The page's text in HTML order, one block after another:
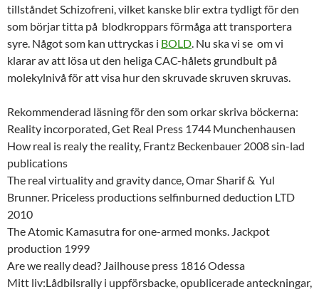
tillståndet Schizofreni, vilket kanske blir extra tydligt för den
som börjar titta på blodkroppars förmåga att transportera
syre. Något som kan uttryckas i BOLD. Nu ska vi se om vi
klarar av att lösa ut den heliga CAC-hålets grundbult på
molekylnivå för att visa hur den skruvade skruven skruvas.
Rekommenderad läsning för den som orkar skriva böckerna:
Reality incorporated, Get Real Press 1744 Munchenhausen
How real is realy the reality, Frantz Beckenbauer 2008 sin-lad
publications
The real virtuality and gravity dance, Omar Sharif & Yul
Brunner. Priceless productions selfinburned deduction LTD
2010
The Atomic Kamasutra for one-armed monks. Jackpot
production 1999
Are we really dead? Jailhouse press 1816 Odessa
Mitt liv:Lådbilsrally i uppförsbacke, opublicerade anteckningar,